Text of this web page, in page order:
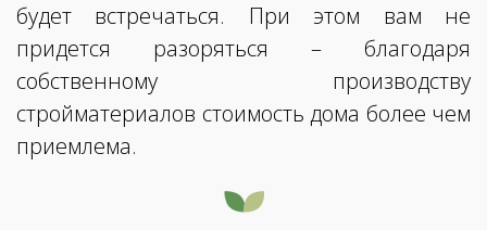
будет встречаться. При этом вам не
придется разоряться – благодаря
собственному производству
стройматериалов стоимость дома более чем
приемлема.